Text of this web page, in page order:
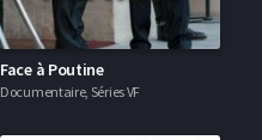
Face à Poutine
Documentaire, Séries VF